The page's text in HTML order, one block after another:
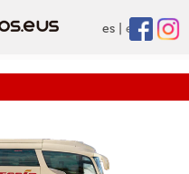
es eu